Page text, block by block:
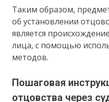
Таким образом,
об установлении
является
лица, с помощью
методов.
Пошаговая
отцовства через